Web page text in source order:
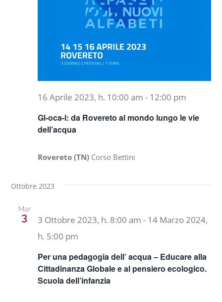
Gl-oca-l: da Rovereto al mondo lungo le vie
dell’acqua
16 Aprile 2023, h. 10:00 am - 12:00 pm
Rovereto (TN) Corso Bettini
Ottobre 2023
Mar
3
Per una pedagogia dell’ acqua – Educare alla
Cittadinanza Globale e al pensiero ecologico.
Scuola dell’infanzia
3 Ottobre 2023, h. 8:00 am - 14 Marzo 2024,
h. 5:00 pm